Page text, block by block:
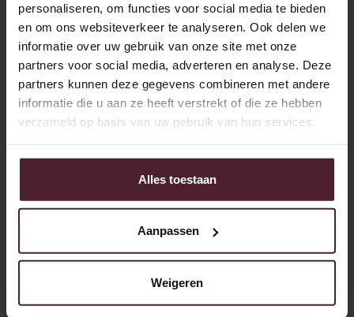
personaliseren, om functies voor social media te bieden
en om ons websiteverkeer te analyseren. Ook delen we
informatie over uw gebruik van onze site met onze
partners voor social media, adverteren en analyse. Deze
partners kunnen deze gegevens combineren met andere
informatie die u aan ze heeft verstrekt of die ze hebben
verzameld op basis van uw gebruik van hun services.
Alles toestaan
Aanpassen
Weigeren
Brood & Specialiteiten
Hoofdkantoor
Baronieweg 15,
5321 JV Hedel (Gelderland)
+31 (0)73 599 08 00
5981NC Panningen
info@bakkergoedhart.nl